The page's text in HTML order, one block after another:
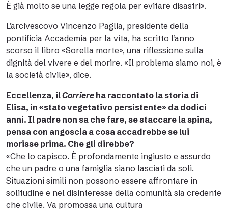
È già molto se una legge regola per evitare disastri».
L’arcivescovo Vincenzo Paglia, presidente della
pontificia Accademia per la vita, ha scritto l’anno
scorso il libro «Sorella morte», una riflessione sulla
dignità del vivere e del morire. «Il problema siamo noi, è
la società civile», dice.
Eccellenza, ilCorriere ha raccontato la storia di
Elisa, in «stato vegetativo persistente» da dodici
anni. Il padre non sa che fare, se staccare la spina,
pensa con angoscia a cosa accadrebbe se lui
morisse prima. Che gli direbbe?
«Che lo capisco. È profondamente ingiusto e assurdo
che un padre o una famiglia siano lasciati da soli.
Situazioni simili non possono essere affrontare in
solitudine e nel disinteresse della comunità sia credente
che civile. Va promossa una cultura